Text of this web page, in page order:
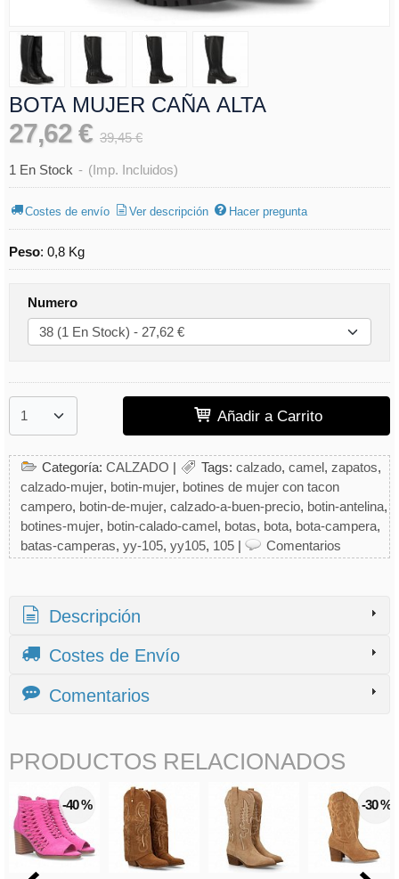
BOTA MUJER CAÑA ALTA
27,62 € 39,45 €
1 En Stock - (Imp. Incluidos)
Costes de envío Ver descripción Hacer pregunta
Peso: 0,8 Kg
Numero
Añadir a Carrito
Categoría: CALZADO | Tags: calzado camel zapatos
calzado-mujer botin-mujer botines de mujer con tacon
campero botin-de-mujer calzado-a-buen-precio botin-antelina
botines-mujer botin-calado-camel botas bota bota-campera
batas-camperas yy-105 yy105 105 | Comentarios
Descripción
Costes de Envío
Comentarios
PRODUCTOS RELACIONADOS
-40 % -30 %